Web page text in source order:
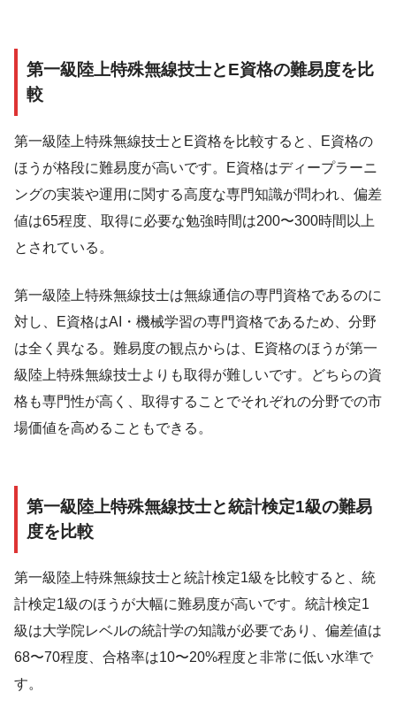
第一級陸上特殊無線技士とE資格の難易度を比
較
第一級陸上特殊無線技士とE資格を比較すると、E資格の
ほうが格段に難易度が高いです。E資格はディープラーニ
ングの実装や運用に関する高度な専門知識が問われ、偏差
値は65程度、取得に必要な勉強時間は200〜300時間以上
とされている。
第一級陸上特殊無線技士は無線通信の専門資格であるのに
対し、E資格はAI・機械学習の専門資格であるため、分野
は全く異なる。難易度の観点からは、E資格のほうが第一
級陸上特殊無線技士よりも取得が難しいです。どちらの資
格も専門性が高く、取得することでそれぞれの分野での市
場価値を高めることもできる。
第一級陸上特殊無線技士と統計検定1級の難易
度を比較
第一級陸上特殊無線技士と統計検定1級を比較すると、統
計検定1級のほうが大幅に難易度が高いです。統計検定1
級は大学院レベルの統計学の知識が必要であり、偏差値は
68〜70程度、合格率は10〜20%程度と非常に低い水準で
す。